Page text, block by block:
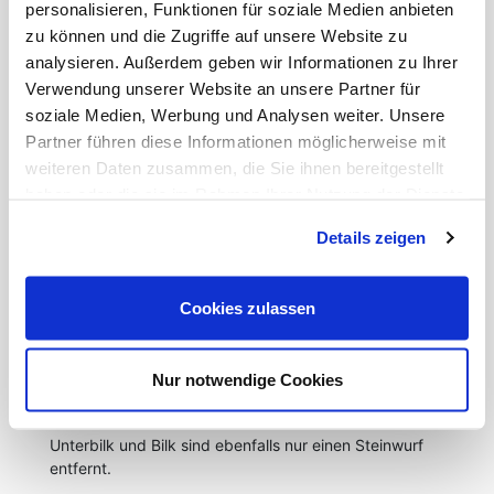
personalisieren, Funktionen für soziale Medien anbieten
zu können und die Zugriffe auf unsere Website zu
analysieren. Außerdem geben wir Informationen zu Ihrer
Verwendung unserer Website an unsere Partner für
soziale Medien, Werbung und Analysen weiter. Unsere
Partner führen diese Informationen möglicherweise mit
weiteren Daten zusammen, die Sie ihnen bereitgestellt
Details zeigen
Cookies zulassen
Nur notwendige Cookies
- Nesprosso Maschine
- Küche voll ausgestattet mit Geschirr,
Kochutensilien usw.
- Bettwäsche, Handtücher
- Bügeleisen, Bügelbrett
- Waschmaschine
- Staubsauger
Düsseldorf-Hamm liegt direkt im Rheinbogen im
Südwesten von Düsseldorf südlich der Innenstadt.
Düsseldorf-Hamm besticht durch seinen ländlichen
und dörflichen Charakter und stellt somit den
Unterbilk und Bilk sind ebenfalls nur einen Steinwurf
entfernt.